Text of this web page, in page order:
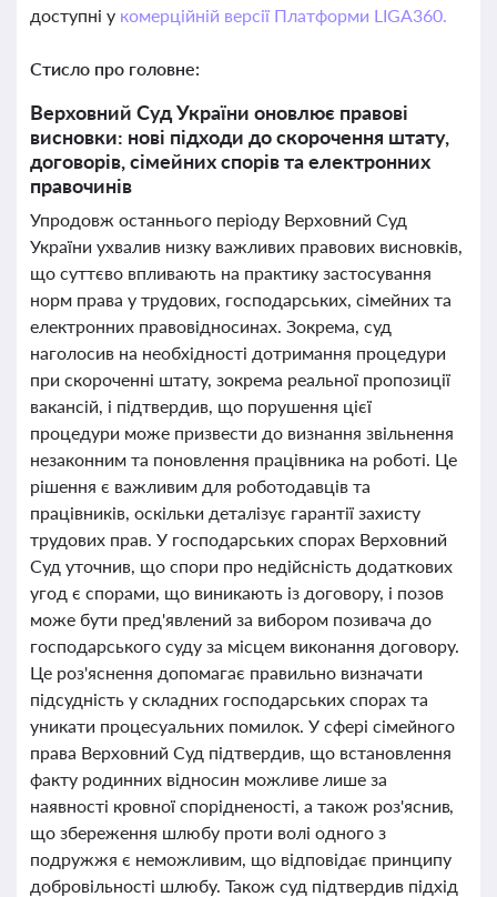
доступні у комерційній версії Платформи LIGA360.
Стисло про головне:
Верховний Суд України оновлює правові
висновки: нові підходи до скорочення штату,
договорів, сімейних спорів та електронних
правочинів
Упродовж останнього періоду Верховний Суд
України ухвалив низку важливих правових висновків,
що суттєво впливають на практику застосування
норм права у трудових, господарських, сімейних та
електронних правовідносинах. Зокрема, суд
наголосив на необхідності дотримання процедури
при скороченні штату, зокрема реальної пропозиції
вакансій, і підтвердив, що порушення цієї
процедури може призвести до визнання звільнення
незаконним та поновлення працівника на роботі. Це
рішення є важливим для роботодавців та
працівників, оскільки деталізує гарантії захисту
трудових прав. У господарських спорах Верховний
Суд уточнив, що спори про недійсність додаткових
угод є спорами, що виникають із договору, і позов
може бути пред'явлений за вибором позивача до
господарського суду за місцем виконання договору.
Це роз'яснення допомагає правильно визначати
підсудність у складних господарських спорах та
уникати процесуальних помилок. У сфері сімейного
права Верховний Суд підтвердив, що встановлення
факту родинних відносин можливе лише за
наявності кровної спорідненості, а також роз'яснив,
що збереження шлюбу проти волі одного з
подружжя є неможливим, що відповідає принципу
добровільності шлюбу. Також суд підтвердив підхід